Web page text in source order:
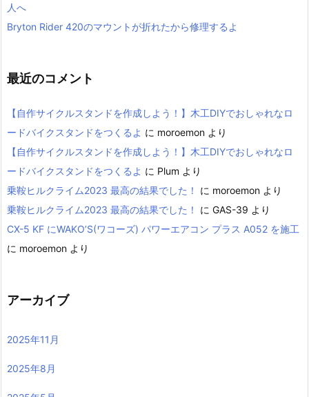
人へ
Bryton Rider 420のマウントが折れたから修理するよ
最近のコメント
【自作サイクルスタンドを作成しよう！】木工DIYでおしゃれなロ
ードバイクスタンドをつくるよ に moroemon より
【自作サイクルスタンドを作成しよう！】木工DIYでおしゃれなロ
ードバイクスタンドをつくるよ に Plum より
乗鞍ヒルクライム2023 最高の結果でした！
に moroemon より
乗鞍ヒルクライム2023 最高の結果でした！
に GAS-39 より
CX-5 KF にWAKO’S(ワコーズ) パワーエアコン プラス A052 を施工
に moroemon より
アーカイブ
2025年11月
2025年8月